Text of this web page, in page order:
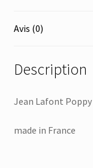
Avis (0)
Description
Jean Lafont
made in France